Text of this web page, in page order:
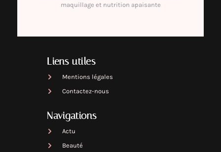
maquillage et nutrition apaisante
Liens utiles
Mentions légales
Contactez-nous
Navigations
Actu
Beauté